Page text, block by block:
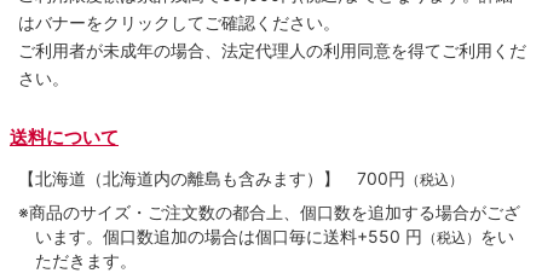
はバナーをクリックしてご確認ください。
ご利用者が未成年の場合、法定代理人の利用同意を得てご利用くだ
さい。
送料について
【北海道（北海道内の離島も含みます）】 700円 （税込）
※商品のサイズ・ご注文数の都合上、個口数を追加する場合がござ
います。個口数追加の場合は個口毎に送料+550 円 （税込） をい
ただきます。